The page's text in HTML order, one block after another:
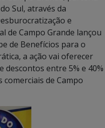
Sul, através da
e
de Campo Grande lançou
de Benefícios para o
a ação vai oferecer
descontos entre 5% e 40%
comerciais de Campo